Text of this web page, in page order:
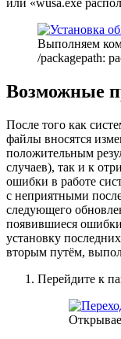
или «wusa.exe
Выполняем
/packagepath:
Возможные
После того как
файлы вносятся
положительным
случаев), так и к
ошибки в работе
с неприятными
следующего
появившиеся
установку
вторым путём,
Перейдите к